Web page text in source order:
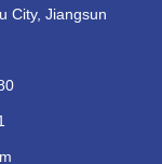
City, Jiangsun